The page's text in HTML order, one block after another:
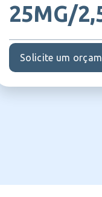
25MG/
Solicite um